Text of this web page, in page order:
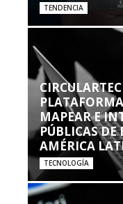
TENDENCIA
MAPEAR E
PÚBLICAS DE
AMÉRICA
TECNOLOGÍA